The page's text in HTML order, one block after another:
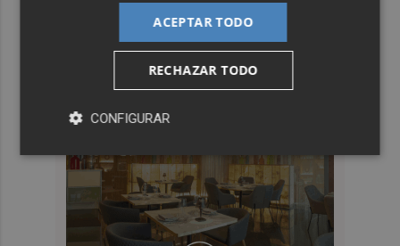
ACEPTAR TODO
RECHAZAR TODO
CONFIGURAR